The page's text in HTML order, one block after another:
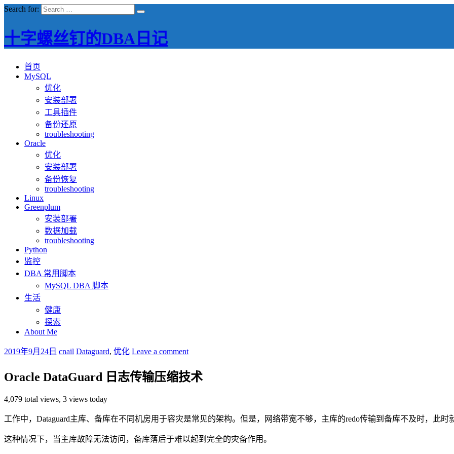
Search for:
十字螺丝钉的DBA日记
首页
MySQL
优化
安装部署
工具插件
备份还原
troubleshooting
Oracle
优化
安装部署
备份恢复
troubleshooting
Linux
Greenplum
安装部署
数据加载
troubleshooting
Python
监控
DBA 常用脚本
MySQL DBA 脚本
生活
健康
探索
About Me
2019年9月24日 cnail Dataguard, 优化 Leave a comment
Oracle DataGuard 日志传输压缩技术
4,079 total views, 3 views today
工作中，Dataguard主库、备库在不同机房用于容灾是常见的架构。但是，网络带宽不够，主库的redo传输到备库不及时，此时
这种情况下，当主库故障无法访问，备库落后于难以起到完全的灾备作用。